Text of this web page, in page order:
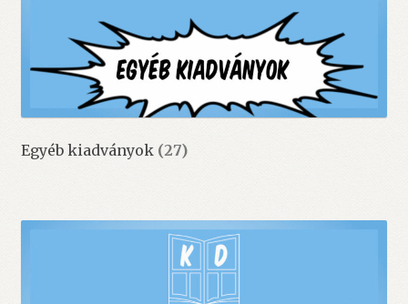
Egyéb kiadványok (27)